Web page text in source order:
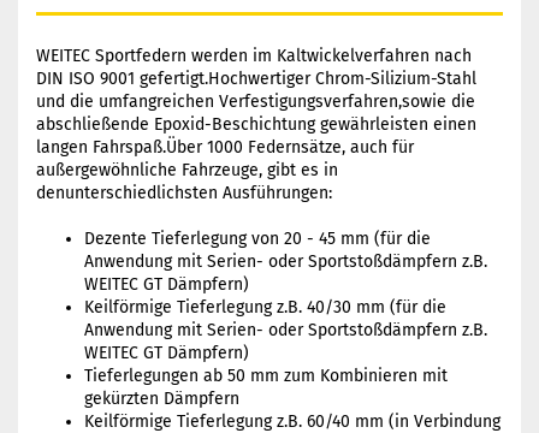
WEITEC Sportfedern werden im Kaltwickelverfahren nach
DIN ISO 9001 gefertigt.Hochwertiger Chrom-Silizium-Stahl
und die umfangreichen Verfestigungsverfahren,sowie die
abschließende Epoxid-Beschichtung gewährleisten einen
langen Fahrspaß.Über 1000 Federnsätze, auch für
außergewöhnliche Fahrzeuge, gibt es in
denunterschiedlichsten Ausführungen:
Dezente Tieferlegung von 20 - 45 mm (für die
Anwendung mit Serien- oder Sportstoßdämpfern z.B.
WEITEC GT Dämpfern)
Keilförmige Tieferlegung z.B. 40/30 mm (für die
Anwendung mit Serien- oder Sportstoßdämpfern z.B.
WEITEC GT Dämpfern)
Tieferlegungen ab 50 mm zum Kombinieren mit
gekürzten Dämpfern
Keilförmige Tieferlegung z.B. 60/40 mm (in Verbindung